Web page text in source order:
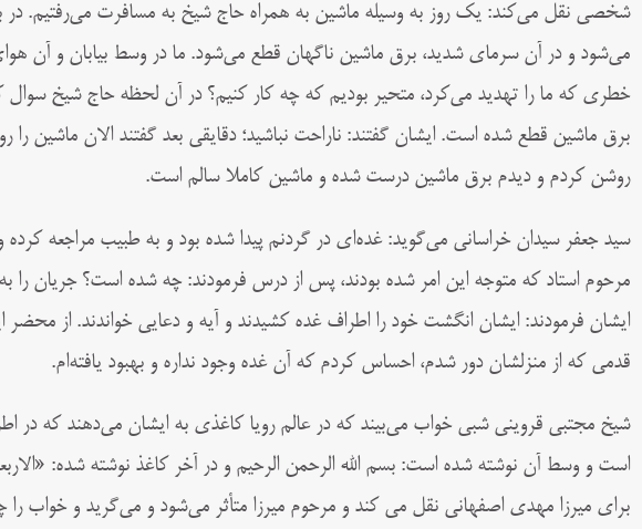
شخصی نقل می‌کند: یک روز به وسیله ماشین به همراه حاج شیخ به مسافرت می‌رفتیم. در
می‌شود و در آن سرمای شدید، برق ماشین ناگهان قطع می‌شود. ما در وسط بیابان و آن
خطری که ما را تهدید می‌کرد، متحیر بودیم که چه کار کنیم؟ در آن لحظه حاج شیخ سوال
برق ماشین قطع شده است. ایشان گفتند: ناراحت نباشید؛ دقایقی بعد گفتند الان ماشین را
روشن کردم و دیدم برق ماشین درست شده و ماشین کاملا سالم است.
سید جعفر سیدان خراسانی می‌گوید: غده‌ای در گردنم پیدا شده بود و به طبیب مراجعه کرده
مرحوم استاد که متوجه این امر شده بودند، پس از درس فرمودند: چه شده است؟ جریان
ایشان فرمودند: ایشان انگشت خود را اطراف غده کشیدند و آیه و دعایی خواندند. از محضر
قدمی که از منزلشان دور شدم، احساس کردم که آن غده وجود نداره و بهبود یافته‌ام.
شیخ مجتبی قروینی شبی خواب می‌بیند که در عالم رویا کاغذی به ایشان می‌دهند که در
است و وسط آن نوشته شده است: بسم الله الرحمن الرحیم و در آخر کاغذ نوشته شده:
برای میرزا مهدی اصفهانی نقل می کند و مرحوم میرزا متأثر می‌شود و می‌گرید و خواب را